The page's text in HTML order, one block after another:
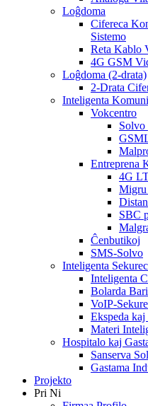
Loĝdoma
Cifereca
Sistemo
Reta Kablo
4G GSM
Loĝdoma (2-drata)
2-Drata
Inteligenta
Vokcentro
Solvo
Entreprena
4G
Migru
SBC
Ĉenbutikoj
SMS-Solvo
Inteligenta
Inteligenta
Bolarda
VoIP-
Ekspeda
Materi
Hospitalo kaj
Sanserva
Gastama
Projekto
Pri Ni